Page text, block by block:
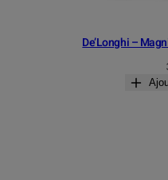
De’Longhi –